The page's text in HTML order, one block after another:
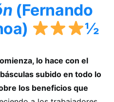
(Fernando
½
lo hace con el
subido en todo lo
los beneficios que